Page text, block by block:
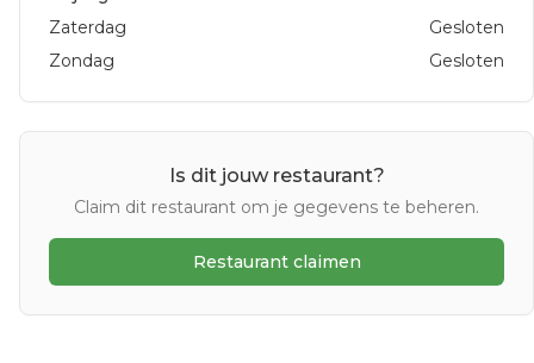
Zaterdag
Gesloten
Zondag
Gesloten
Is dit jouw restaurant?
Claim dit restaurant om je gegevens te beheren.
Restaurant claimen